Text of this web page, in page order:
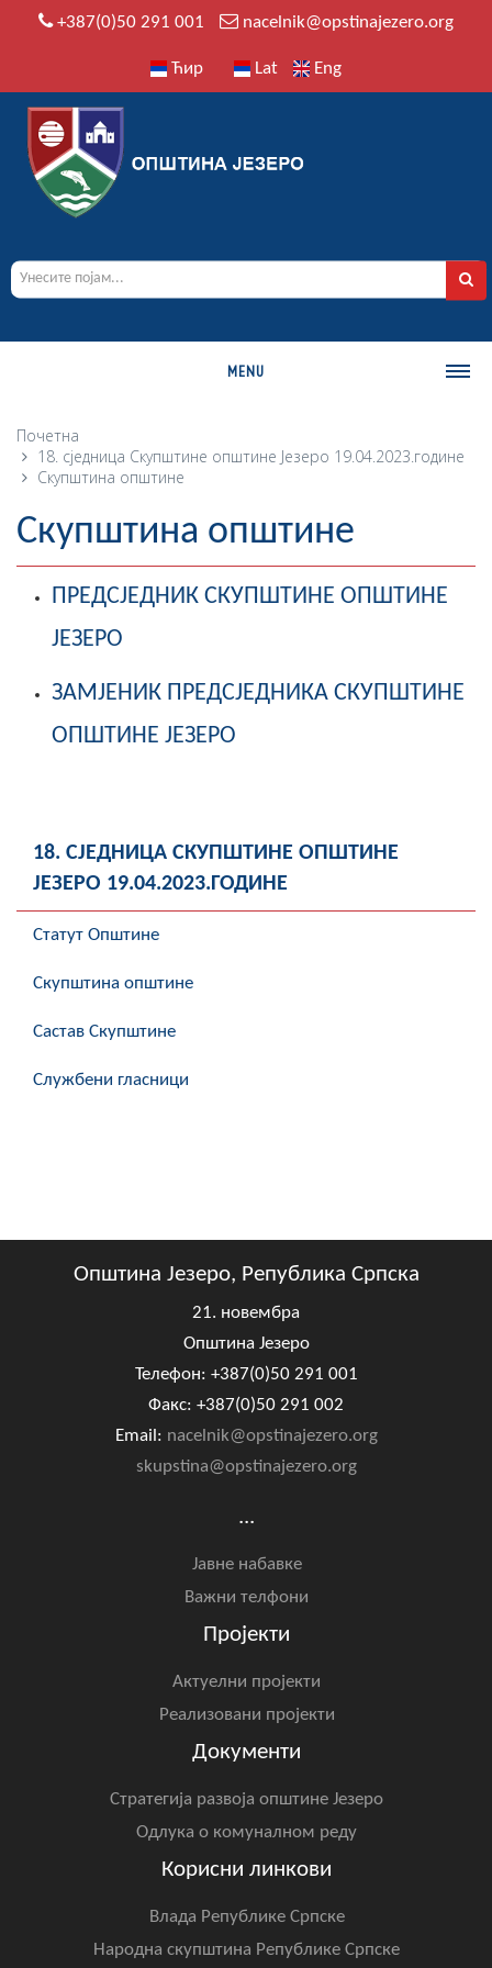
+387(0)50 291 001 nacelnik@opstinajezero.org
Ћир Lat Eng
MENU
Историја
Географија
Насељена мјеста
Занимљивости
НАЧЕЛНИК
Извјештај о раду начелника
СКУПШТИНА
Вијести
Обавјештења
Заштита од пожара
ФИНАНСИЈЕ
ПРИВРЕДА
Пољопривреда
ЦИВИЛНА ЗАШТИТА
КОНТАКТ
Почетна
18. сједница Скупштине општине Језеро 19.04.2023.године
Скупштина општине
Скупштина општине
ПРЕДСЈЕДНИК СКУПШТИНЕ ОПШТИНЕ
ЈЕЗЕРО
ЗАМЈЕНИК ПРЕДСЈЕДНИКА СКУПШТИНЕ
ОПШТИНЕ ЈЕЗЕРО
18. СЈЕДНИЦА СКУПШТИНЕ ОПШТИНЕ
ЈЕЗЕРО 19.04.2023.ГОДИНЕ
Статут Општине
Скупштина општине
Састав Скупштине
Службени гласници
Општина Језеро, Република Српска
21. новембра
Општина Језеро
Телефон: +387(0)50 291 001
Факс: +387(0)50 291 002
Email: nacelnik@opstinajezero.org
skupstina@opstinajezero.org
...
Јавне набавке
Важни телфони
Пројекти
Актуелни пројекти
Реализовани пројекти
Документи
Стратегија развоја општине Језеро
Одлука о комуналном реду
Корисни линкови
Влада Републике Српске
Народна скупштина Републике Српске